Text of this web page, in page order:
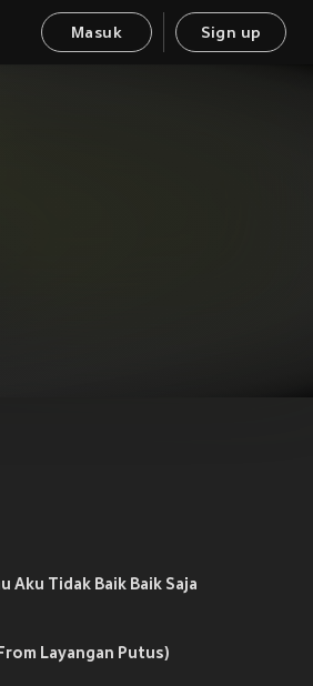
Masuk Sign up
Aku Tidak Baik Baik Saja
Layangan Putus)